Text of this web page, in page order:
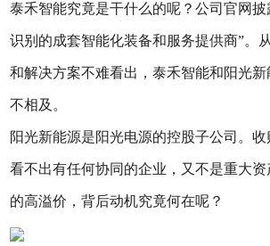
泰禾智能究竟是干什么的呢？公司官网
识别的成套智能化装备和服务提供商”。
和解决方案不难看出，泰禾智能和阳光
不相及。
阳光新能源是阳光电源的控股子公司。
看不出有任何协同的企业，又不是重大资
的高溢价，背后动机究竟何在呢？